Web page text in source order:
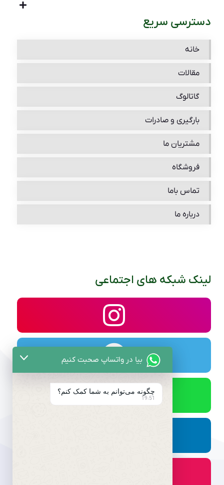
دسترسی سریع
خانه
مقالات
گاتالوگ
بارگیری و صادرات
مشتریان ما
فروشگاه
تماس باما
درباره ما
لینک شبکه های اجتماعی
بیا در واتساپ صحبت کنیم
چگونه می‌توانم به شما کمک کنم؟
19:51